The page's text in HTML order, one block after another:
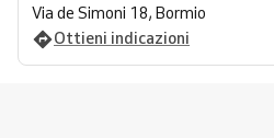
Via de Simoni 18, Bormio
Ottieni indicazioni